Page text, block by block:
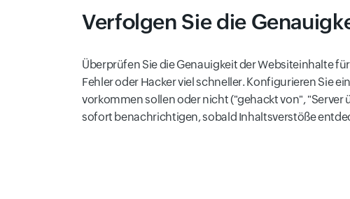
Verfolgen Sie die
Überprüfen Sie die Genauigkeit der Websiteinhalte
Fehler oder Hacker viel schneller. Konfigurieren Sie
vorkommen sollen oder nicht ("gehackt von", "Server
sofort benachrichtigen, sobald Inhaltsverstöße